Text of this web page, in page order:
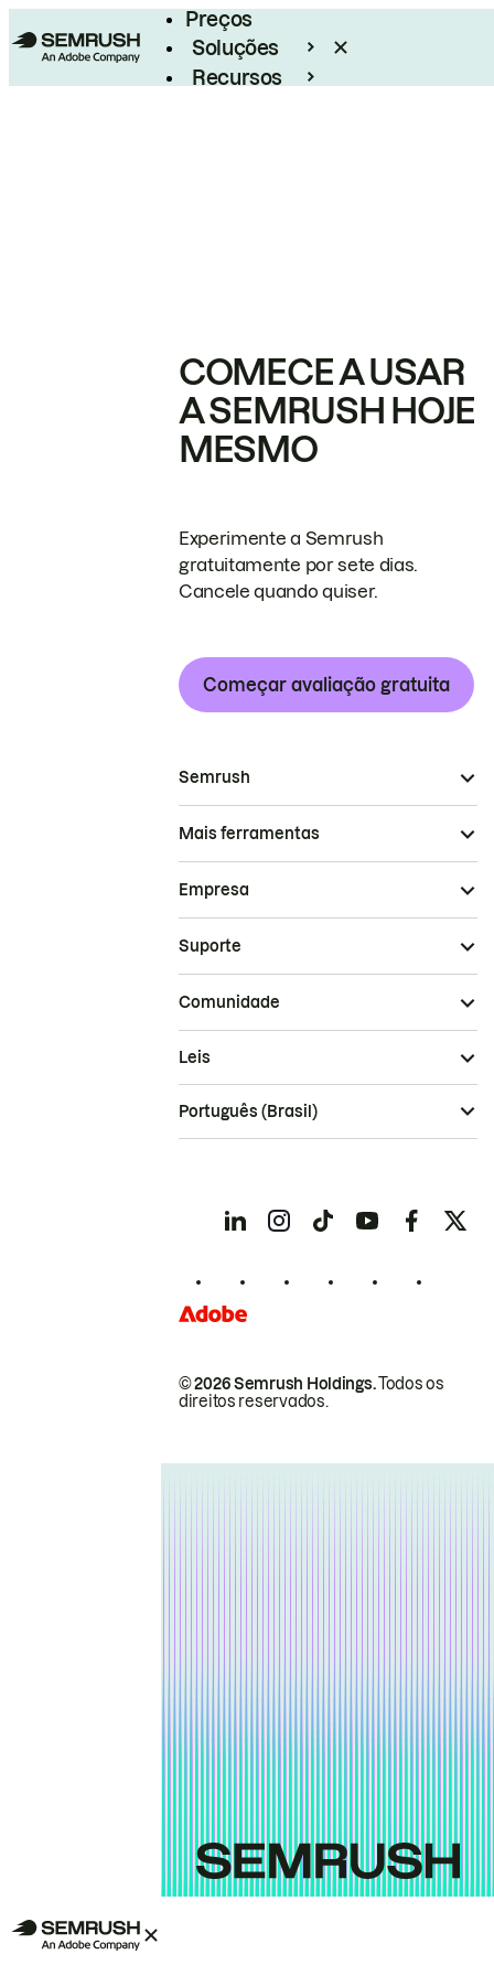
Preços
Soluções
Recursos
COMECE A USAR
A SEMRUSH HOJE
MESMO
Experimente a Semrush
gratuitamente por sete dias.
Cancele quando quiser.
Começar avaliação gratuita
Semrush
Mais ferramentas
Empresa
Suporte
Comunidade
© 2026 Semrush Holdings.Todos os
direitos reservados.
Leis
Português (Brasil)